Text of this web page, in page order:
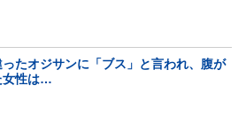
たオジサンに「ブス」と言われ、腹が
女性は…